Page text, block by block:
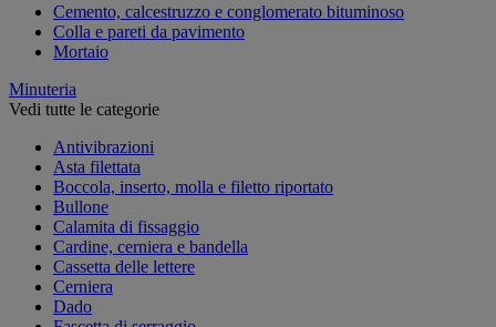
Cemento, calcestruzzo e conglomerato bituminoso
Colla e pareti da pavimento
Mortaio
Minuteria
Vedi tutte le categorie
Antivibrazioni
Asta filettata
Boccola, inserto, molla e filetto riportato
Bullone
Calamita di fissaggio
Cardine, cerniera e bandella
Cassetta delle lettere
Cerniera
Dado